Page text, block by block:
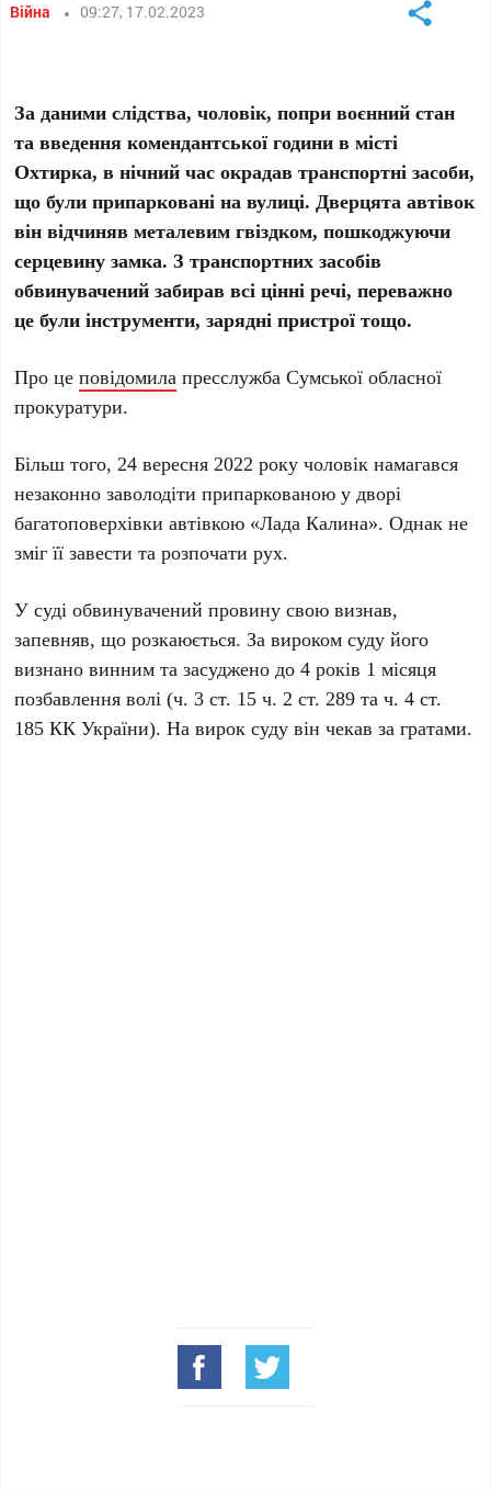
Війна 09:27, 17.02.2023
За даними слідства, чоловік, попри воєнний стан
та введення комендантської години в місті
Охтирка, в нічний час окрадав транспортні засоби,
що були припарковані на вулиці. Дверцята автівок
він відчиняв металевим гвіздком, пошкоджуючи
серцевину замка. З транспортних засобів
обвинувачений забирав всі цінні речі, переважно
це були інструменти, зарядні пристрої тощо.
Про цеповідомила пресслужба Сумської обласної
прокуратури.
Більш того, 24 вересня 2022 року чоловік намагався
незаконно заволодіти припаркованою у дворі
багатоповерхівки автівкою «Лада Калина». Однак не
зміг її завести та розпочати рух.
У суді обвинувачений провину свою визнав,
запевняв, що розкаюється. За вироком суду його
визнано винним та засуджено до 4 років 1 місяця
позбавлення волі (ч. 3 ст. 15 ч. 2 ст. 289 та ч. 4 ст.
185 КК України). На вирок суду він чекав за гратами.